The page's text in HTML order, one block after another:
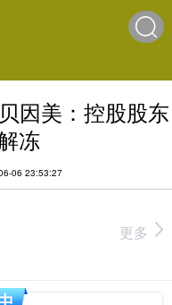
因美：控股股东
冻
06 23:53:27
更多